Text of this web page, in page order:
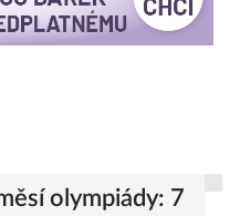
olympiády: 7